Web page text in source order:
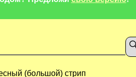
(большой) стрип